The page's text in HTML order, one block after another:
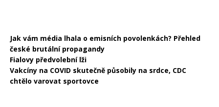
Jak vám média lhala o emisních povolenkách? Přehled
české brutální propagandy
Fialovy předvolební lži
Vakcíny na COVID skutečně působily na srdce, CDC
chtělo varovat sportovce